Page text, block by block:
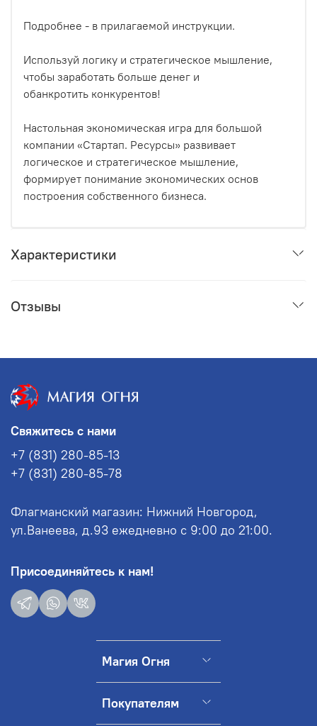
Подробнее - в прилагаемой инструкции.
Используй логику и стратегическое мышление,
чтобы заработать больше денег и
обанкротить конкурентов!
Настольная экономическая игра для большой
компании «Стартап. Ресурсы» развивает
логическое и стратегическое мышление,
формирует понимание экономических основ
построения собственного бизнеса.
Характеристики
Отзывы
Магия Огня
Покупателям
Свяжитесь с нами
+7 (831) 280-85-13
+7 (831) 280-85-78
Флагманский магазин: Нижний Новгород,
ул.Ванеева, д.93 ежедневно с 9:00 до 21:00.
Присоединяйтесь к нам!